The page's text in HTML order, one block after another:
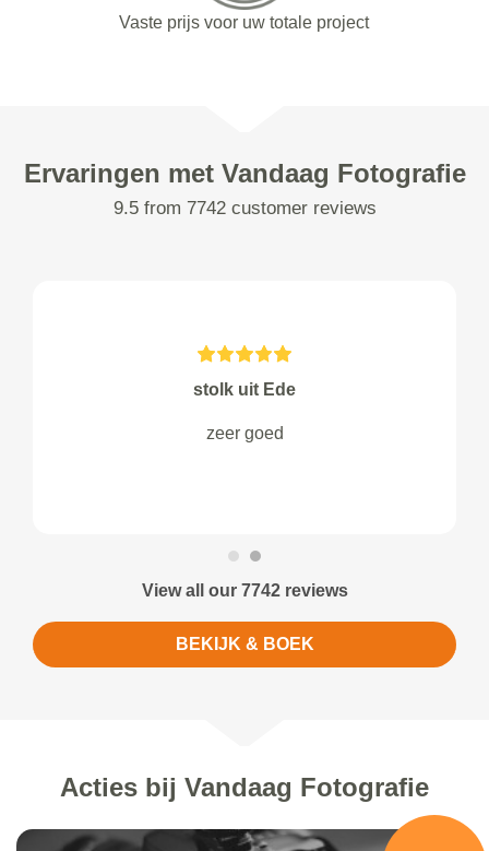
Vaste prijs voor uw totale project
Ervaringen met Vandaag Fotografie
9.5 from 7742 customer reviews
stolk uit Ede
zeer goed
View all our 7742 reviews
BEKIJK & BOEK
Acties bij Vandaag Fotografie